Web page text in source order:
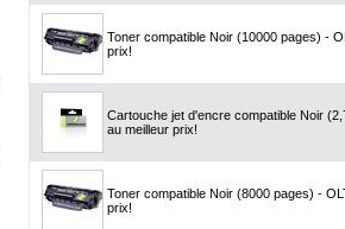
Toner compatible Noir (10000 pages) -
prix!
Cartouche jet d'encre compatible Noir
au meilleur prix!
Toner compatible Noir (8000 pages) -
prix!